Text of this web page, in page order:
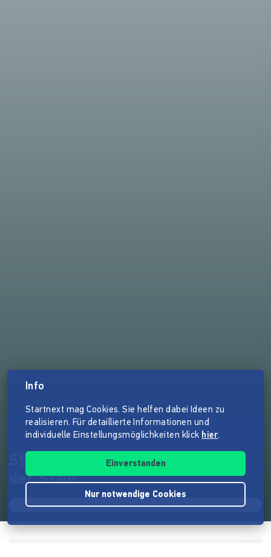
Stadtaspekte - die dritte Seite
der Stadt
Info
Startnext mag Cookies. Sie helfen dabei Ideen zu
realisieren. Für detaillierte Informationen und
individuelle Einstellungsmöglichkeiten klick hier.
Einverstanden
Nur notwendige Cookies